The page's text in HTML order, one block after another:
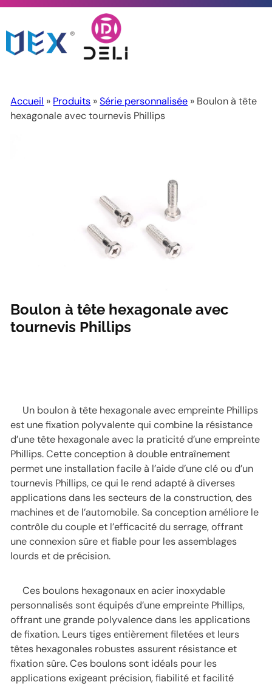
Accueil » Produits »Série personnalisée » Boulon à tête
hexagonale avec tournevis Phillips
Boulon à tête hexagonale avec
tournevis Phillips
Un boulon à tête hexagonale avec empreinte Phillips
est une fixation polyvalente qui combine la résistance
d’une tête hexagonale avec la praticité d’une empreinte
Phillips. Cette conception à double entraînement
permet une installation facile à l’aide d’une clé ou d’un
tournevis Phillips, ce qui le rend adapté à diverses
applications dans les secteurs de la construction, des
machines et de l’automobile. Sa conception améliore le
contrôle du couple et l’efficacité du serrage, offrant
une connexion sûre et fiable pour les assemblages
lourds et de précision.
Ces boulons hexagonaux en acier inoxydable
personnalisés sont équipés d’une empreinte Phillips,
offrant une grande polyvalence dans les applications
de fixation. Leurs tiges entièrement filetées et leurs
têtes hexagonales robustes assurent résistance et
fixation sûre. Ces boulons sont idéals pour les
applications exigeant précision, fiabilité et facilité